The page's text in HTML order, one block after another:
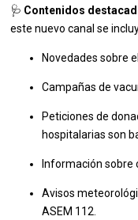
🩺 Contenidos
este nuevo canal se
Novedades sobre
Campañas de
Peticiones de
hospitalarias son
Información sobre
Avisos
ASEM 112.